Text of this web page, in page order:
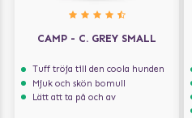
CAMP - C. GREY SMALL
Tuff tröja till den coola hunden
Mjuk och skön bomull
Lätt att ta på och av